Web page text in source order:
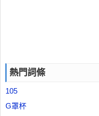
熱門詞條
105
G罩杯